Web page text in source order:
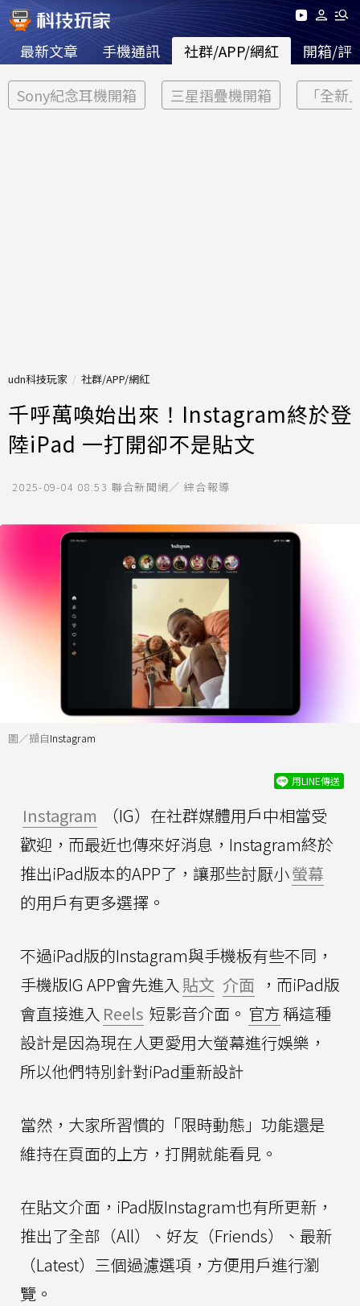
最新文章 手機通訊 社群/APP/網紅 開箱/評
Sony紀念耳機開箱 三星摺疊機開箱 「全新
udn科技玩家 社群/APP/網紅
千呼萬喚始出來！Instagram終於登
陸iPad 一打開卻不是貼文
2025-09-04 08:53 聯合新聞網／ 綜合報導
圖／擷自Instagram
用LINE傳送
Instagram
（IG）在社群媒體用戶中相當受
歡迎，而最近也傳來好消息，Instagram終於
推出iPad版本的APP了，讓那些討厭小螢幕
的用戶有更多選擇。
不過iPad版的Instagram與手機板有些不同，
手機版IG APP會先進入 貼文 介面 ，而iPad版
會直接進入 Reels 短影音介面。 官方稱這種
設計是因為現在人更愛用大螢幕進行娛樂，
所以他們特別針對iPad重新設計
當然，大家所習慣的「限時動態」功能還是
維持在頁面的上方，打開就能看見。
在貼文介面，iPad版Instagram也有所更新，
推出了全部（All）、好友（Friends）、最新
（Latest）三個過濾選項，方便用戶進行瀏
覽。